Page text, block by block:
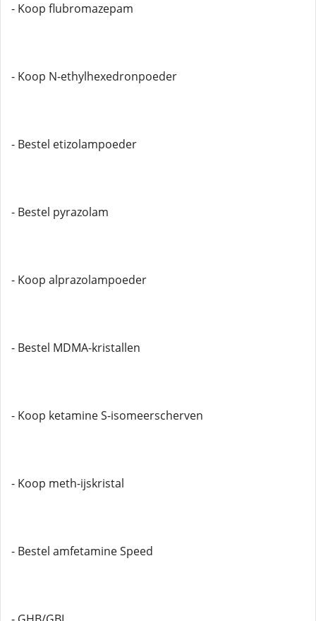
- Koop flubromazepam
- Koop N-ethylhexedronpoeder
- Bestel etizolampoeder
- Bestel pyrazolam
- Koop alprazolampoeder
- Bestel MDMA-kristallen
- Koop ketamine S-isomeerscherven
- Koop meth-ijskristal
- Bestel amfetamine Speed